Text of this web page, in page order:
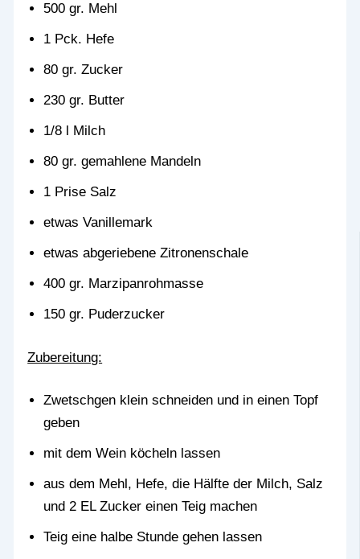
500 gr. Mehl
1 Pck. Hefe
80 gr. Zucker
230 gr. Butter
1/8 l Milch
80 gr. gemahlene Mandeln
1 Prise Salz
etwas Vanillemark
etwas abgeriebene Zitronenschale
400 gr. Marzipanrohmasse
150 gr. Puderzucker
Zubereitung:
Zwetschgen klein schneiden und in einen Topf
geben
mit dem Wein köcheln lassen
aus dem Mehl, Hefe, die Hälfte der Milch, Salz
und 2 EL Zucker einen Teig machen
Teig eine halbe Stunde gehen lassen